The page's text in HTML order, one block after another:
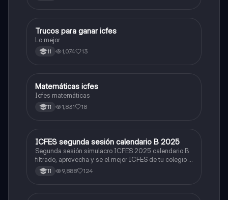
Química
Trucos para ganar icfes
Lo mejor
11 1,074 13
ICFES: Matemáticas
Matemáticas icfes
Icfes matemáticas
11 1,831 18
ICFES: Lectura Crítica
ICFES segunda sesión calendario B 2025
Segunda sesión simulacro ICFES 2025 calendario B
filtrado, aprovecha y se el mejor ICFES de tu colegio y
poder ingresar a universidad, y estudiar aquella
carrera con la que tanto sueñas.
11 9,888 124